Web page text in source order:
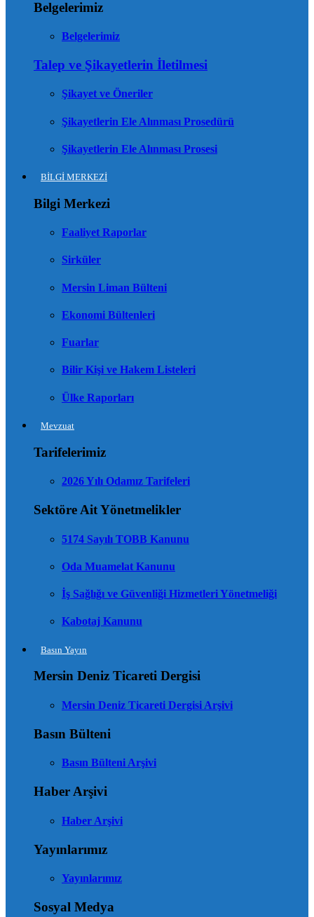
Belgelerimiz
Belgelerimiz
Talep ve Şikayetlerin İletilmesi
Şikayet ve Öneriler
Şikayetlerin Ele Alınması Prosedürü
Şikayetlerin Ele Alınması Prosesi
BİLGİ MERKEZİ
Bilgi Merkezi
Faaliyet Raporlar
Sirküler
Mersin Liman Bülteni
Ekonomi Bültenleri
Fuarlar
Bilir Kişi ve Hakem Listeleri
Ülke Raporları
Mevzuat
Tarifelerimiz
2026 Yılı Odamız Tarifeleri
Sektöre Ait Yönetmelikler
5174 Sayılı TOBB Kanunu
Oda Muamelat Kanunu
İş Sağlığı ve Güvenliği Hizmetleri Yönetmeliği
Kabotaj Kanunu
Basın Yayın
Mersin Deniz Ticareti Dergisi
Mersin Deniz Ticareti Dergisi Arşivi
Basın Bülteni
Basın Bülteni Arşivi
Haber Arşivi
Haber Arşivi
Yayınlarımız
Yayınlarımız
Sosyal Medya